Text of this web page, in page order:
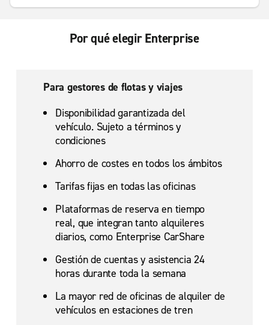
Por qué elegir Enterprise
Para gestores de flotas y viajes
Disponibilidad garantizada del
vehículo. Sujeto a términos y
condiciones
Ahorro de costes en todos los ámbitos
Tarifas fijas en todas las oficinas
Plataformas de reserva en tiempo
real, que integran tanto alquileres
diarios, como Enterprise CarShare
Gestión de cuentas y asistencia 24
horas durante toda la semana
La mayor red de oficinas de alquiler de
vehículos en estaciones de tren